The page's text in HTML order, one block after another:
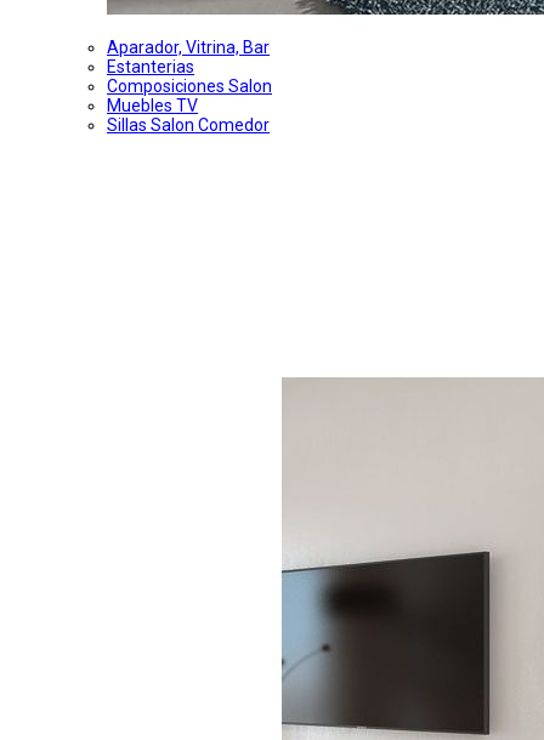
Aparador, Vitrina, Bar
Estanterias
Composiciones Salon
Muebles TV
Sillas Salon Comedor